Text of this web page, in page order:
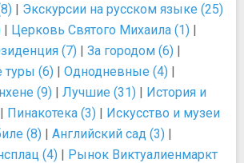
| Экскурсии на русском языке (25)
| Церковь Святого Михаила (1) |
(7) | За городом (6) |
туры (6) | Однодневные (4) |
(9) | Лучшие (31) | История и
| Пинакотека (3) | Искусство и музеи
(8) | Английский сад (3) |
(4) | Рынок Виктуалиенмаркт